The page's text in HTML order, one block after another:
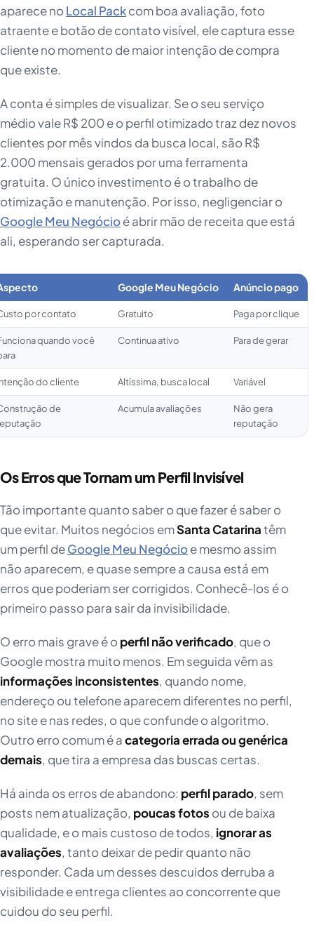
aparece noLocal Packcom boa avaliação, foto
atraente e botão de contato visível, ele captura esse
cliente no momento de maior intenção de compra
que existe.
A conta é simples de visualizar. Se o seu serviço
médio vale R$ 200 e o perfil otimizado traz dez novos
clientes por mês vindos da busca local, são R$
2.000 mensais gerados por uma ferramenta
gratuita. O único investimento é o trabalho de
otimização e manutenção. Por isso, negligenciar o
Google Meu Negócioé abrir mão de receita que está
ali, esperando ser capturada.
Google Meu Negócio Anúncio pago
por contato Gratuito Paga por clique
quando você
Continua ativo Para de gerar
do cliente Altíssima, busca local Variável
de
Acumula avaliações
Não gera
reputação
Os Erros que Tornam um Perfil Invisível
Tão importante quanto saber o que fazer é saber o
que evitar. Muitos negócios emSanta Catarinatêm
um perfil deGoogle Meu Negócioe mesmo assim
não aparecem, e quase sempre a causa está em
erros que poderiam ser corrigidos. Conhecê-los é o
primeiro passo para sair da invisibilidade.
O erro mais grave é operfil não verificado, que o
Google mostra muito menos. Em seguida vêm as
informações inconsistentes, quando nome,
endereço ou telefone aparecem diferentes no perfil,
no site e nas redes, o que confunde o algoritmo.
Outro erro comum é acategoria errada ou genérica
demais, que tira a empresa das buscas certas.
Há ainda os erros de abandono: perfil parado, sem
posts nem atualização, poucas fotos ou de baixa
qualidade, e o mais custoso de todos, ignorar as
avaliações, tanto deixar de pedir quanto não
responder. Cada um desses descuidos derruba a
visibilidade e entrega clientes ao concorrente que
cuidou do seu perfil.